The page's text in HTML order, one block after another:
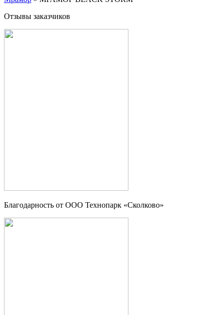
Отзывы заказчиков
Благодарность от OOO Технопарк «Сколково»